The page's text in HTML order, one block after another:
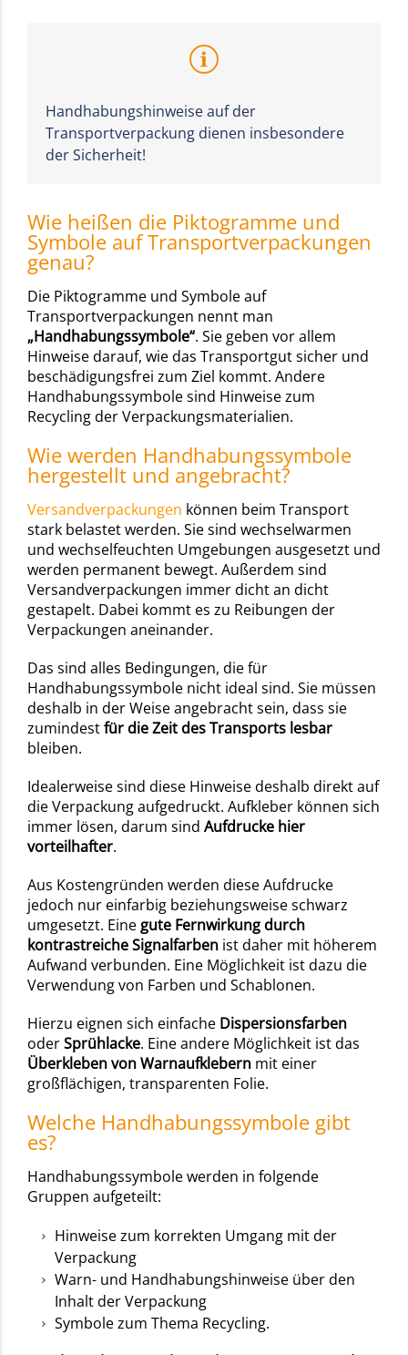
Handhabungshinweise auf der
Transportverpackung dienen insbesondere
der Sicherheit!
Wie heißen die Piktogramme und
Symbole auf Transportverpackungen
genau?
Die Piktogramme und Symbole auf
Transportverpackungen nennt man
„Handhabungssymbole“. Sie geben vor allem
Hinweise darauf, wie das Transportgut sicher und
beschädigungsfrei zum Ziel kommt. Andere
Handhabungssymbole sind Hinweise zum
Recycling der Verpackungsmaterialien.
Wie werden Handhabungssymbole
hergestellt und angebracht?
Versandverpackungen können beim Transport
stark belastet werden. Sie sind wechselwarmen
und wechselfeuchten Umgebungen ausgesetzt und
werden permanent bewegt. Außerdem sind
Versandverpackungen immer dicht an dicht
gestapelt. Dabei kommt es zu Reibungen der
Verpackungen aneinander.
Das sind alles Bedingungen, die für
Handhabungssymbole nicht ideal sind. Sie müssen
deshalb in der Weise angebracht sein, dass sie
zumindestfür die Zeit des Transports lesbar
bleiben.
Idealerweise sind diese Hinweise deshalb direkt auf
die Verpackung aufgedruckt. Aufkleber können sich
immer lösen, darum sind Aufdrucke hier
vorteilhafter.
Aus Kostengründen werden diese Aufdrucke
jedoch nur einfarbig beziehungsweise schwarz
umgesetzt. Eine gute Fernwirkung durch
kontrastreiche Signalfarben ist daher mit höherem
Aufwand verbunden. Eine Möglichkeit ist dazu die
Verwendung von Farben und Schablonen.
Hierzu eignen sich einfache Dispersionsfarben
oderSprühlacke. Eine andere Möglichkeit ist das
Überkleben von Warnaufklebern mit einer
großflächigen, transparenten Folie.
Welche Handhabungssymbole gibt
es?
Handhabungssymbole werden in folgende
Gruppen aufgeteilt:
Hinweise zum korrekten Umgang mit der
Verpackung
Warn- und Handhabungshinweise über den
Inhalt der Verpackung
Symbole zum Thema Recycling.